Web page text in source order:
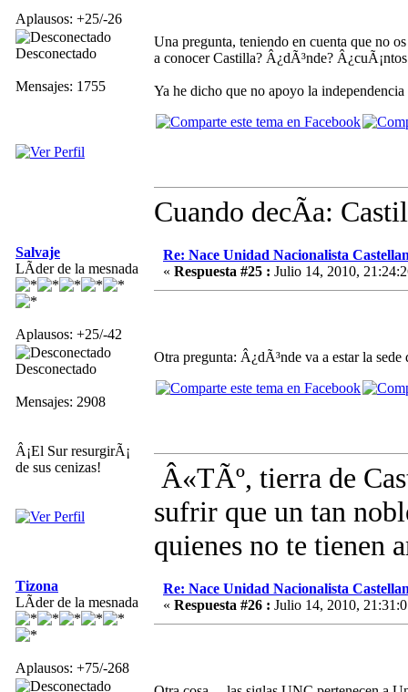
Aplausos: +25/-26
Desconectado
Mensajes: 1755
Una pregunta, teniendo en cuenta que no
a conocer Castilla? Â¿dÃ³nde?
Ya he dicho que no apoyo la
Cuando decÃ­a:
Salvaje
LÃ­der de la mesnada
Aplausos: +25/-42
Desconectado
Mensajes: 2908
Â¡El Sur resurgirÃ¡
de sus cenizas!
Re: Nace Unidad Nacionalista
« Respuesta #25 : Julio 14, 2010,
Otra pregunta: Â¿dÃ³nde va a estar la sede
Â«TÃº, tierra de
sufrir que un tan
quienes no te tienen
Tizona
LÃ­der de la mesnada
Aplausos: +75/-268
Re: Nace Unidad Nacionalista
« Respuesta #26 : Julio 14, 2010,